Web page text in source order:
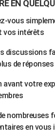
EN
vous
vos intérêts
discussions
de réponses
avant votre
nombreuses
en vous